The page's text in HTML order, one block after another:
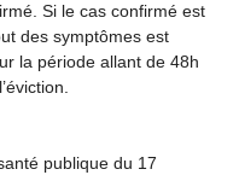
Si le cas confirmé est
des symptômes est
la période allant de 48h
publique du 17